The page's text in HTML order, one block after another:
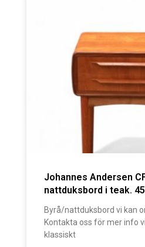
Johannes Andersen
nattduksbord i teak.
Byrå/nattduksbord vi kan
Kontakta oss för mer info
klassiskt